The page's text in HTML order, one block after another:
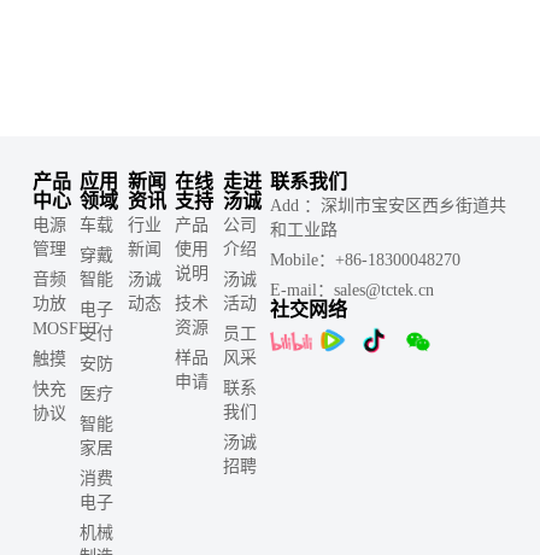
产品
中心
电源
管理
音频
功放
MOSFET
触摸
快充
协议
应用
领域
车载
穿戴
智能
电子
支付
安防
医疗
智能
家居
消费
电子
机械
新闻
资讯
行业
新闻
汤诚
动态
在线
支持
产品
使用
说明
技术
资源
样品
申请
走进
汤诚
公司
介绍
汤诚
活动
员工
风采
联系
我们
汤诚
招聘
联系我们
Add ：深圳市宝安区西乡街道共
和工业路
Mobile：+86-18300048270
E-mail：sales@tctek.cn
社交网络